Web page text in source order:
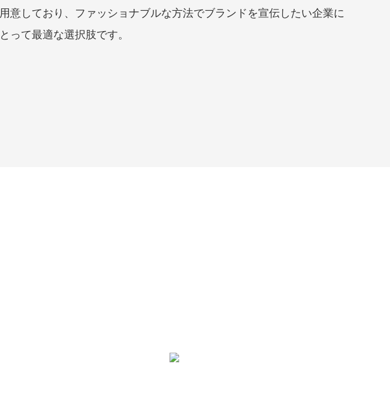
用意しており、ファッショナブルな方法でブランドを宣伝したい企業に
とって最適な選択肢です。